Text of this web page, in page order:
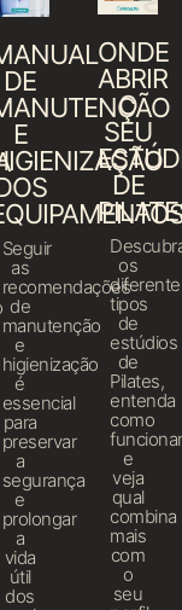
DE
E
Seguir
as
recomendações
de
manutenção
e
higienização
é
essencial
para
preservar
a
segurança
e
prolongar
a
vida
útil
dos
ONDE
ABRIR
O
SEU
DE
os
tipos
de
estúdios
de
Pilates,
entenda
como
e
veja
qual
combina
mais
com
o
seu